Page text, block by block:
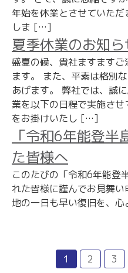
年始を休業とさせていた
しま […]
夏季休業のお知ら
盛夏の候、貴社ますます
ます。 また、平素は格別
あげます。 弊社では、誠
業を以下の日程で実施さ
をお掛けいたし […]
「令和6年能登
た皆様へ
このたびの「令和6年能登
れた皆様に謹んでお見舞
地の一日も早い復旧を、心
1 2 3